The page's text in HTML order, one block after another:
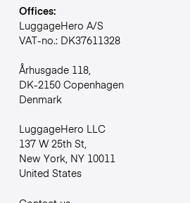
Offices:
LuggageHero A/S
VAT-no.: DK37611328
Århusgade 118,
DK-2150 Copenhagen
Denmark
LuggageHero LLC
137 W 25th St,
New York, NY 10011
United States